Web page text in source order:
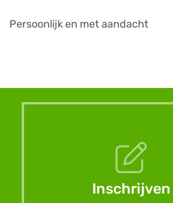
Persoonlijk en met aandacht
Snel
Inschrijven